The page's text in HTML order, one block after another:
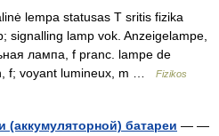
lempa statusas T sritis fizika
signalling lamp vok. Anzeigelampe,
лампа, f pranc. lampe de
f; voyant lumineux, m …
Fizikos
(аккумуляторной) батареи — —